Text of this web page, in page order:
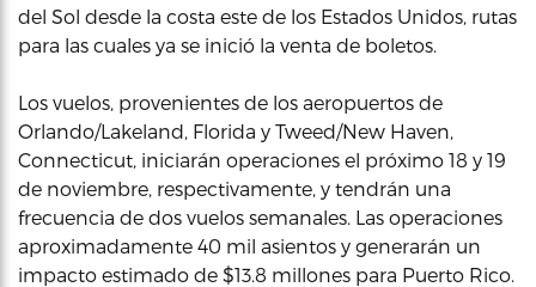
del Sol desde la costa este de los Estados Unidos, rutas
para las cuales ya se inició la venta de boletos.
Los vuelos, provenientes de los aeropuertos de
Orlando/Lakeland, Florida y Tweed/New Haven,
Connecticut, iniciarán operaciones el próximo 18 y 19
de noviembre, respectivamente, y tendrán una
frecuencia de dos vuelos semanales. Las operaciones
aproximadamente 40 mil asientos y generarán un
impacto estimado de $13.8 millones para Puerto Rico.